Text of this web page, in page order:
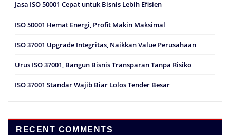
Jasa ISO 50001 Cepat untuk Bisnis Lebih Efisien
ISO 50001 Hemat Energi, Profit Makin Maksimal
ISO 37001 Upgrade Integritas, Naikkan Value Perusahaan
Urus ISO 37001, Bangun Bisnis Transparan Tanpa Risiko
ISO 37001 Standar Wajib Biar Lolos Tender Besar
RECENT COMMENTS